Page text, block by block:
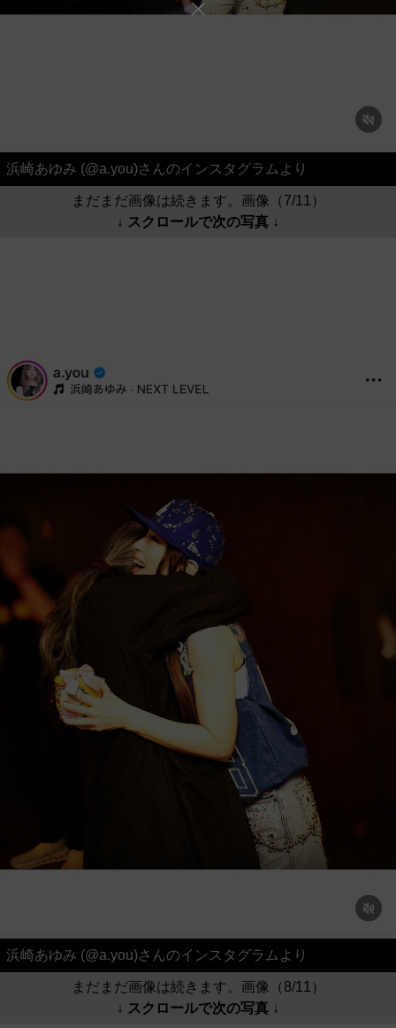
浜崎あゆみ (@a.you)さんのインスタグラムより
まだまだ画像は続きます。画像（7/11）
↓ スクロールで次の写真 ↓
浜崎あゆみ (@a.you)さんのインスタグラムより
まだまだ画像は続きます。画像（8/11）
↓ スクロールで次の写真 ↓